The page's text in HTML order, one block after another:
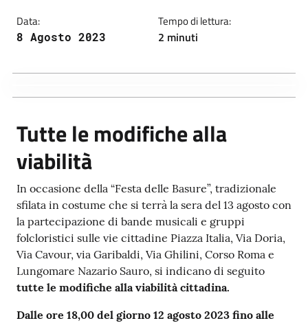
Data:
8 Agosto 2023
Tempo di lettura:
2 minuti
Tutte le modifiche alla
viabilità
In occasione della “Festa delle Basure”, tradizionale
sfilata in costume che si terrà la sera del 13 agosto con
la partecipazione di bande musicali e gruppi
folcloristici sulle vie cittadine Piazza Italia, Via Doria,
Via Cavour, via Garibaldi, Via Ghilini, Corso Roma e
Lungomare Nazario Sauro, si indicano di seguito
tutte le modifiche alla viabilità cittadina.
Dalle ore 18,00 del giorno 12 agosto 2023 fino alle